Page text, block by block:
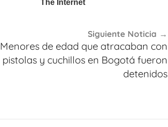
Siguiente Noticia
Menores de edad que atracaban con
pistolas y cuchillos en Bogotá fueron
detenidos